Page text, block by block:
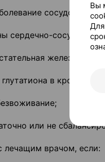
сосудов
сердечно-
железа;
в крови;
или не
лечащим врачом, если:
Вы